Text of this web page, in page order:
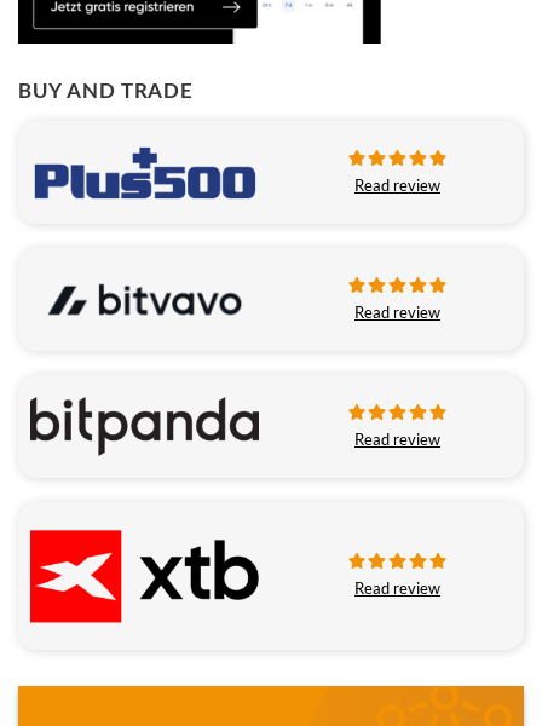
BUY AND TRADE
Read review
Read review
Read review
Read review